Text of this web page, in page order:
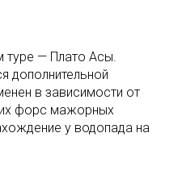
туре — Плато Асы.
дополнительной
в зависимости от
форс мажорных
у водопада на